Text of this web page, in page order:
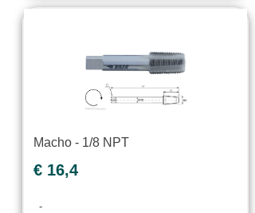
Macho - 1/8 NPT
€ 16,4
-